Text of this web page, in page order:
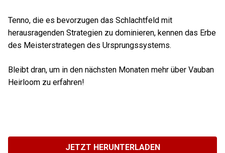
Tenno, die es bevorzugen das Schlachtfeld mit
herausragenden Strategien zu dominieren, kennen das Erbe
des Meisterstrategen des Ursprungssystems.
Bleibt dran, um in den nächsten Monaten mehr über Vauban
Heirloom zu erfahren!
JETZT HERUNTERLADEN